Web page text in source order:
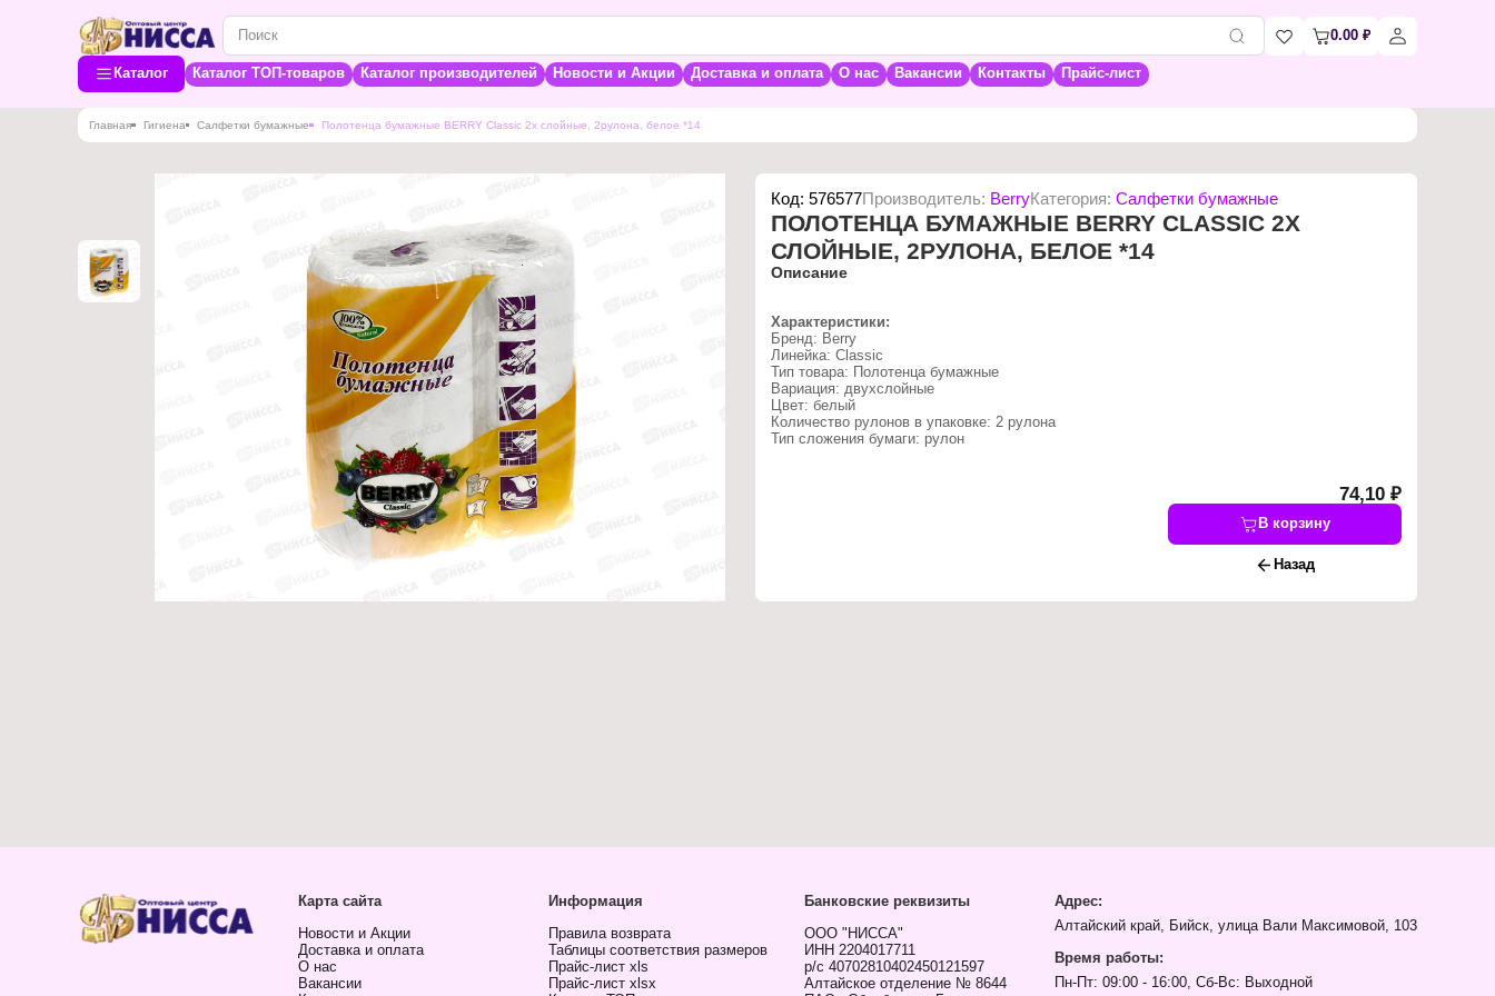
0.00 ₽
Каталог Каталог ТОП-товаров Каталог производителей Новости и Акции Доставка и оплата О нас Вакансии Контакты Прайс-лист
Главная Гигиена Салфетки бумажные Полотенца бумажные BERRY Classic 2х слойные, 2рулона, белое *14
Код: 576577Производитель: BerryКатегория: Салфетки бумажные
ПОЛОТЕНЦА БУМАЖНЫЕ BERRY CLASSIC 2Х
СЛОЙНЫЕ, 2РУЛОНА, БЕЛОЕ *14
Описание
Характеристики:
Бренд: Berry
Линейка: Classic
Тип товара: Полотенца бумажные
Вариация: двухслойные
Цвет: белый
Количество рулонов в упаковке: 2 рулона
Тип сложения бумаги: рулон
74,10 ₽
Назад
В корзину
Карта сайта
Новости и Акции
Доставка и оплата
О нас
Вакансии
Информация
Правила возврата
Таблицы соответствия размеров
Прайс-лист xls
Прайс-лист xlsx
Банковские реквизиты
ООО "НИССА"
ИНН 2204017711
р/с 40702810402450121597
Алтайское отделение № 8644
Адрес:
Алтайский край, Бийск, улица Вали Максимовой, 103
Время работы:
Пн-Пт: 09:00 - 16:00, Сб-Вс: Выходной